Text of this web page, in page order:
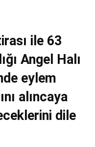
ile 63
Angel Halı
eylem
alıncaya
dile